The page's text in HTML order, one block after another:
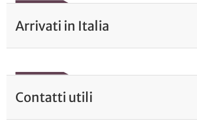
Arrivati in Italia
Contatti utili